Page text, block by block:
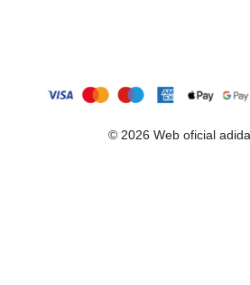
© 2026 Web oficial